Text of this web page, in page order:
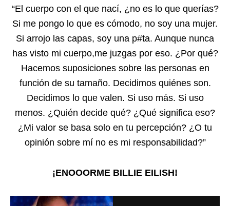
“El cuerpo con el que nací, ¿no es lo que querías?
Si me pongo lo que es cómodo, no soy una mujer.
Si arrojo las capas, soy una p#ta. Aunque nunca
has visto mi cuerpo,me juzgas por eso. ¿Por qué?
Hacemos suposiciones sobre las personas en
función de su tamaño. Decidimos quiénes son.
Decidimos lo que valen. Si uso más. Si uso
menos. ¿Quién decide qué? ¿Qué significa eso?
¿Mi valor se basa solo en tu percepción? ¿O tu
opinión sobre mí no es mi responsabilidad?”
¡ENOOORME BILLIE EILISH!